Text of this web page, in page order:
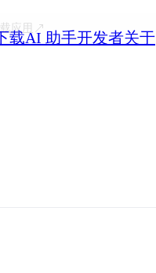
载AI 助手开发者关于
应用